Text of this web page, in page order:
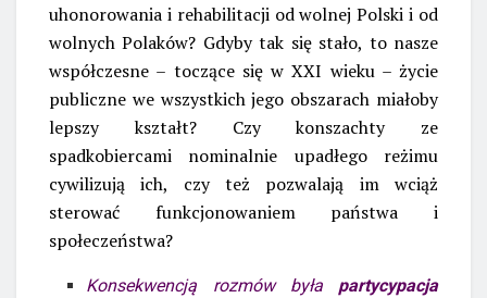
uhonorowania i rehabilitacji od wolnej Polski i od
wolnych Polaków? Gdyby tak się stało, to nasze
współczesne – toczące się w XXI wieku – życie
publiczne we wszystkich jego obszarach miałoby
lepszy kształt? Czy konszachty ze
spadkobiercami nominalnie upadłego reżimu
cywilizują ich, czy też pozwalają im wciąż
sterować funkcjonowaniem państwa i
społeczeństwa?
Konsekwencją rozmów była partycypacja